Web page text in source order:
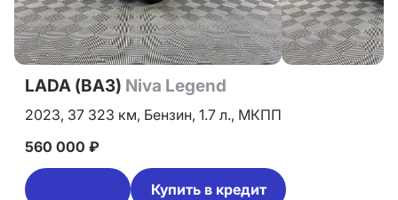
LADA (ВАЗ) Niva Legend
2023, 37 323 км, Бензин, 1.7 л., МКПП
560 000 ₽
Купить в кредит